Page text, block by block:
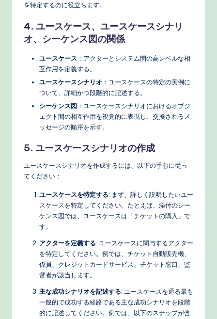
M
を特定するのに役立ちます。
4. ユースケース、ユースケースシナリ
オ、シーケンス図の関係
ユースケース ：アクターとシステム間の高レベルな相
互作用を定義する。
ユースケースシナリオ ：ユースケースの特定の実例に
ついて、詳細かつ段階的に記述する。
シーケンス図 ：ユースケースシナリオにおけるオブジ
ェクト間の相互作用を視覚的に表現し、交換されるメ
ッセージの順序を示す。
5. ユースケースシナリオの作成
ユースケースシナリオを作成するには、以下の手順に従っ
てください：
ユースケースを特定する: まず、詳しく説明したいユー
スケースを特定してください。たとえば、添付のシー
ケンス図では、ユースケースは「チケットの購入」で
す。
アクターを定義する: ユースケースに関与するアクター
を特定してください。例では、チケット自動販売機、
係員、クレジットカードサービス、チケット窓口、監
督者が該当します。
主な成功シナリオを記述する: ユースケースを通る最も
一般的で成功する経路である主な成功シナリオを段階
的に記述してください。例では、以下のステップが含